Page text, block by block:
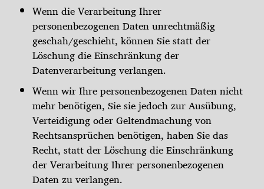
Wenn die Verarbeitung Ihrer
personenbezogenen Daten unrechtmäßig
geschah/geschieht, können Sie statt der
Löschung die Einschränkung der
Datenverarbeitung verlangen.
Wenn wir Ihre personenbezogenen Daten nicht
mehr benötigen, Sie sie jedoch zur Ausübung,
Verteidigung oder Geltendmachung von
Rechtsansprüchen benötigen, haben Sie das
Recht, statt der Löschung die Einschränkung
der Verarbeitung Ihrer personenbezogenen
Daten zu verlangen.